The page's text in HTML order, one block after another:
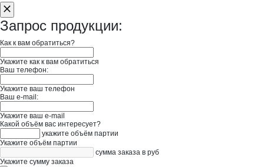
Запрос продукции:
Как к вам обратиться?
Укажите как к вам обратиться
Ваш телефон:
Укажите ваш телефон
Ваш e-mail:
Укажите ваш e-mail
Какой объём вас интересует?
укажите объём партии
Укажите объём партии
сумма заказа в руб
Укажите сумму заказа